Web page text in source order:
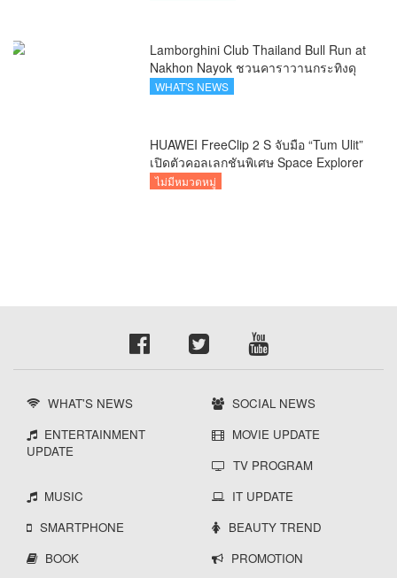
Lamborghini Club Thailand Bull Run at
Nakhon Nayok ชวนคาราวานกระทิงดุ
สัมผัสธรรมชาติเมืองรอง ณ นครนายก
WHAT'S NEWS
HUAWEI FreeClip 2 S จับมือ “Tum Ulit”
เปิดตัวคอลเลกชันพิเศษ Space Explorer
ถ่ายทอดศิลปะบนเคสหูฟัง
ไม่มีหมวดหมู่
WHAT'S NEWS
SOCIAL NEWS
ENTERTAINMENT
UPDATE
MOVIE UPDATE
TV PROGRAM
MUSIC
IT UPDATE
SMARTPHONE
BEAUTY TREND
BOOK
PROMOTION